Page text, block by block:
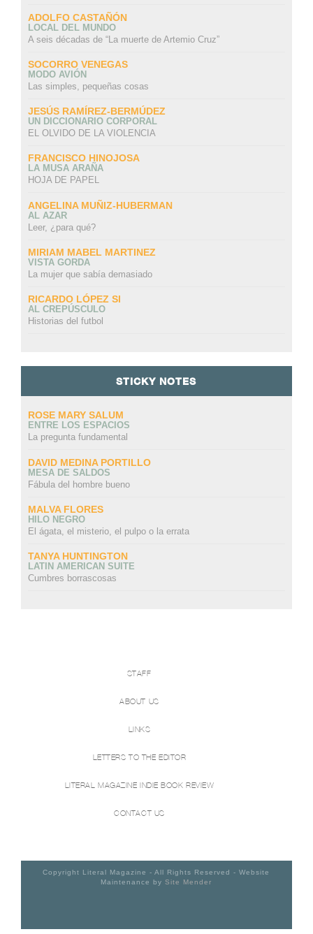
ADOLFO CASTAÑÓN
LOCAL DEL MUNDO
A seis décadas de “La muerte de Artemio Cruz”
SOCORRO VENEGAS
MODO AVIÓN
Las simples, pequeñas cosas
JESÚS RAMÍREZ-BERMÚDEZ
UN DICCIONARIO CORPORAL
EL OLVIDO DE LA VIOLENCIA
FRANCISCO HINOJOSA
LA MUSA ARAÑA
HOJA DE PAPEL
ANGELINA MUÑIZ-HUBERMAN
AL AZAR
Leer, ¿para qué?
MIRIAM MABEL MARTINEZ
VISTA GORDA
La mujer que sabía demasiado
RICARDO LÓPEZ SI
AL CREPÚSCULO
Historias del futbol
STICKY NOTES
ROSE MARY SALUM
ENTRE LOS ESPACIOS
La pregunta fundamental
DAVID MEDINA PORTILLO
MESA DE SALDOS
Fábula del hombre bueno
MALVA FLORES
HILO NEGRO
El ágata, el misterio, el pulpo o la errata
TANYA HUNTINGTON
LATIN AMERICAN SUITE
Cumbres borrascosas
STAFF
ABOUT US
LINKS
LETTERS TO THE EDITOR
LITERAL MAGAZINE INDIE BOOK REVIEW
CONTACT US
Copyright Literal Magazine - All Rights Reserved - Website
Maintenance bySite Mender